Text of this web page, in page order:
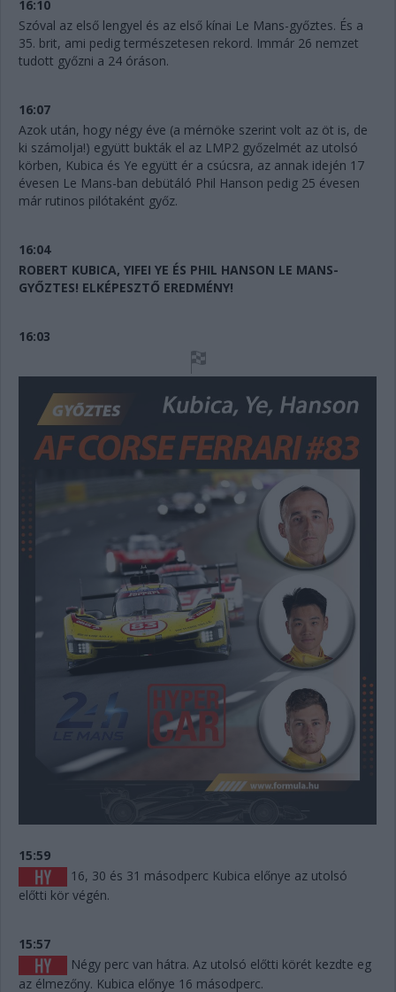
16:10
Szóval az első lengyel és az első kínai Le Mans-győztes. És a
35. brit, ami pedig természetesen rekord. Immár 26 nemzet
tudott győzni a 24 óráson.
16:07
Azok után, hogy négy éve (a mérnöke szerint volt az öt is, de
ki számolja!) együtt bukták el az LMP2 győzelmét az utolsó
körben, Kubica és Ye együtt ér a csúcsra, az annak idején 17
évesen Le Mans-ban debütáló Phil Hanson pedig 25 évesen
már rutinos pilótaként győz.
16:04
ROBERT KUBICA, YIFEI YE ÉS PHIL HANSON LE MANS-
GYŐZTES! ELKÉPESZTŐ EREDMÉNY!
16:03
15:59
16, 30 és 31 másodperc Kubica előnye az utolsó
előtti kör végén.
15:57
Négy perc van hátra. Az utolsó előtti körét kezdte eg
az élmezőny. Kubica előnye 16 másodperc.